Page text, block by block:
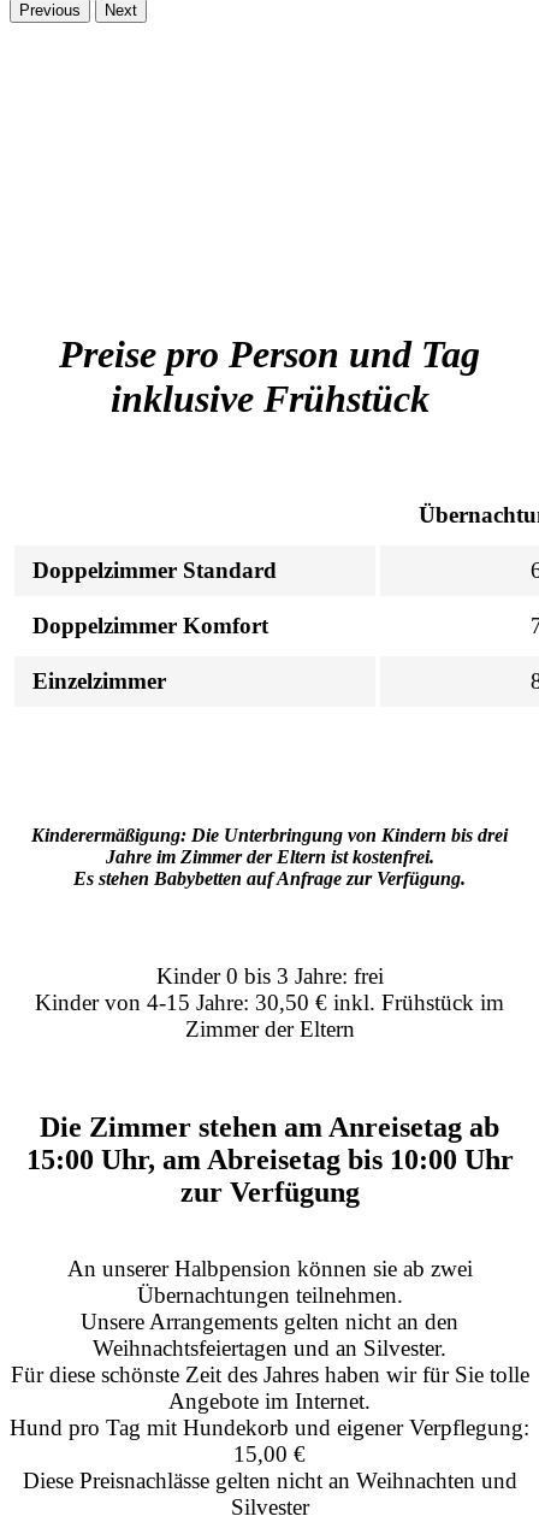
Previous Next
Preise pro Person und Tag
inklusive Frühstück
Doppelzimmer Standard
Doppelzimmer Komfort
Einzelzimmer
Kinderermäßigung: Die Unterbringung von Kindern bis drei
Jahre im Zimmer der Eltern ist kostenfrei.
Es stehen Babybetten auf Anfrage zur Verfügung.
Kinder 0 bis 3 Jahre: frei
Kinder von 4-15 Jahre: 30,50 € inkl. Frühstück im
Zimmer der Eltern
Die Zimmer stehen am Anreisetag ab
15:00 Uhr, am Abreisetag bis 10:00 Uhr
zur Verfügung
An unserer Halbpension können sie ab zwei
Übernachtungen teilnehmen.
Unsere Arrangements gelten nicht an den
Weihnachtsfeiertagen und an Silvester.
Für diese schönste Zeit des Jahres haben wir für Sie tolle
Angebote im Internet.
Hund pro Tag mit Hundekorb und eigener Verpflegung:
15,00 €
Diese Preisnachlässe gelten nicht an Weihnachten und
Silvester